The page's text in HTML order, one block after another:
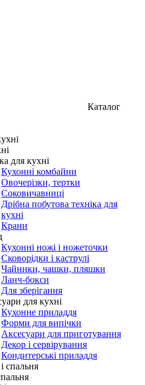
Каталог
для кухні
Кухонні комбайни
Овочерізки, тертки
Соковичавниці
Дрібна побутова техніка для
кухні
Крани
Кухонні ножі і ножеточки
Сковорідки і каструлі
Чайники, чашки, пляшки
Ланч-бокси
Для зберігання
для кухні
Кухонне приладдя
Форми для випічки
Аксесуари для приготування
Декор і сервірування
Кондитерські приладдя